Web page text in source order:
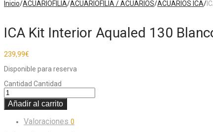
Inicio/ACUARIOFILIA/ACUARIOFILIA / ACUARIOS/ACUARIOS ICA/
ICA Kit Interior Aqualed 130
239,99€
Disponible para reserva
Cantidad Cantidad
Añadir al carrito
Valoraciones 0